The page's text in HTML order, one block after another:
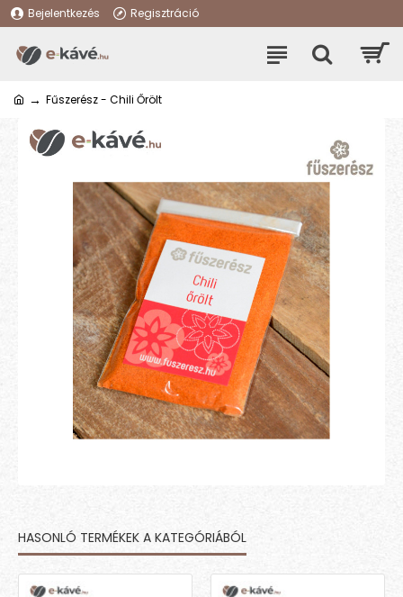
Bejelentkezés Regisztráció
Fűszerész - Chili Őrölt
HASONLÓ TERMÉKEK A KATEGÓRIÁBÓL